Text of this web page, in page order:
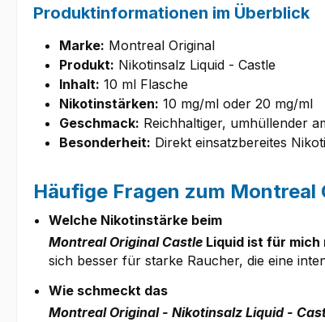
Produktinformationen im Überblick
Marke: Montreal Original
Produkt: Nikotinsalz Liquid - Castle
Inhalt: 10 ml Flasche
Nikotinstärken: 10 mg/ml oder 20 mg/ml
Geschmack: Reichhaltiger, umhüllender
Besonderheit: Direkt einsatzbereites
Häufige Fragen zum Montreal
Welche Nikotinstärke beim
Montreal Original Castle Liquid ist für mich
sich besser für starke Raucher, die eine
Wie schmeckt das
Montreal Original - Nikotinsalz Liquid -